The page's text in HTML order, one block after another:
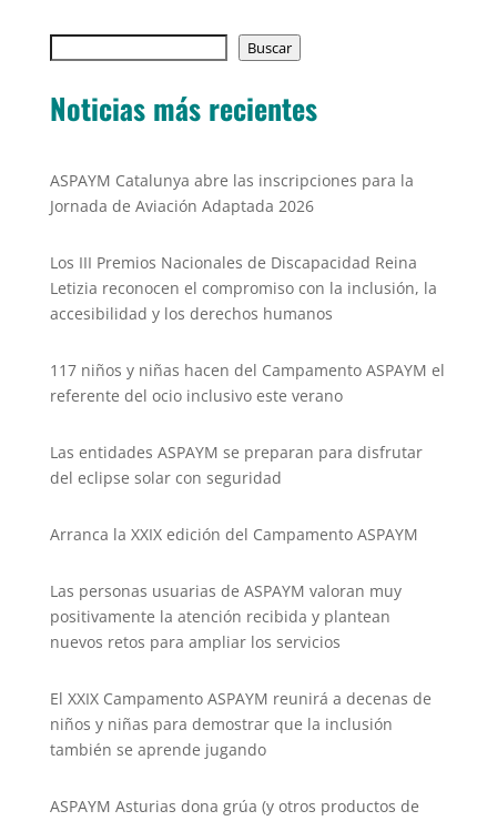
e
b
o
o
k
er l
p
p
Buscar
Noticias más recientes
ASPAYM Catalunya abre las inscripciones para la
Jornada de Aviación Adaptada 2026
Los III Premios Nacionales de Discapacidad Reina
Letizia reconocen el compromiso con la inclusión, la
accesibilidad y los derechos humanos
117 niños y niñas hacen del Campamento ASPAYM el
referente del ocio inclusivo este verano
Las entidades ASPAYM se preparan para disfrutar
del eclipse solar con seguridad
Arranca la XXIX edición del Campamento ASPAYM
Las personas usuarias de ASPAYM valoran muy
positivamente la atención recibida y plantean
nuevos retos para ampliar los servicios
El XXIX Campamento ASPAYM reunirá a decenas de
niños y niñas para demostrar que la inclusión
también se aprende jugando
ASPAYM Asturias dona grúa (y otros productos de